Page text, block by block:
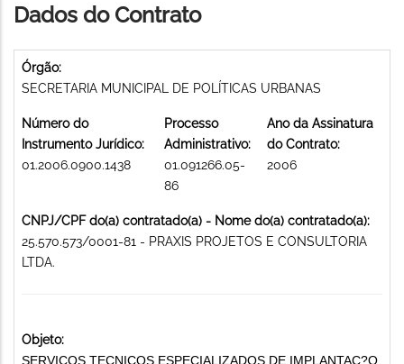
Dados do Contrato
Órgão:
SECRETARIA MUNICIPAL DE POLÍTICAS URBANAS
Número do
Instrumento Jurídico:
01.2006.0900.1438
Processo
Administrativo:
01.091266.05-
86
Ano da Assinatura
do Contrato:
2006
CNPJ/CPF do(a) contratado(a) - Nome do(a) contratado(a):
25.570.573/0001-81 - PRAXIS PROJETOS E CONSULTORIA
LTDA.
Objeto:
SERVICOS TECNICOS ESPECIALIZADOS DE IMPLANTAC?O